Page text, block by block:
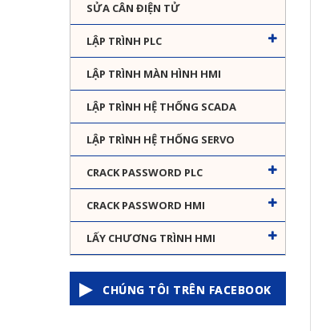
SỬA CÂN ĐIỆN TỬ
LẬP TRÌNH PLC
LẬP TRÌNH MÀN HÌNH HMI
LẬP TRÌNH HỆ THỐNG SCADA
LẬP TRÌNH HỆ THỐNG SERVO
CRACK PASSWORD PLC
CRACK PASSWORD HMI
LẤY CHƯƠNG TRÌNH HMI
CHÚNG TÔI TRÊN FACEBOOK